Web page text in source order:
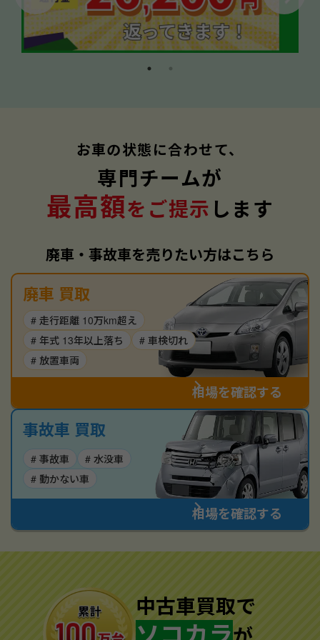
お車の状態に合わせて、
専門チームが
最高額をご提示 します
廃車・事故車を売りたい方はこちら
廃車 買取
# 走行距離 10万km超え
# 年式 13年以上落ち
# 車検切れ
# 放置車両
相場を確認する
事故車 買取
# 事故車
# 水没車
# 動かない車
相場を確認する
中古車買取で